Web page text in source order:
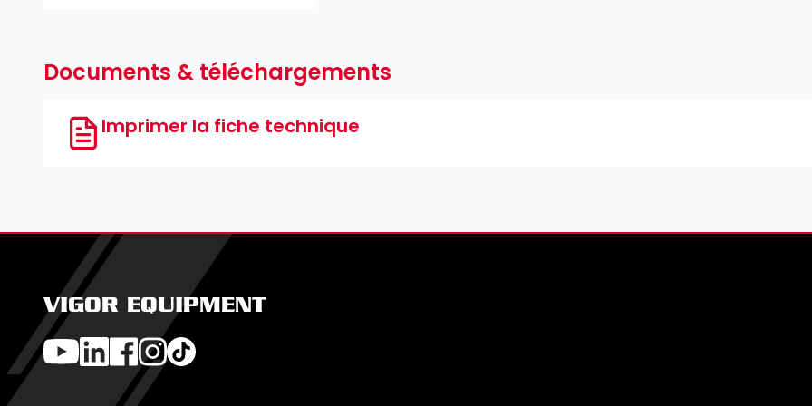
Documents & téléchargements
Imprimer la fiche technique
VIGOR EQUIPMENT